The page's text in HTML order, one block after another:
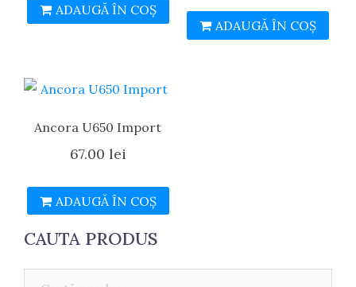
ADAUGĂ ÎN COȘ
ADAUGĂ ÎN COȘ
Ancora U650 Import
67.00 lei
ADAUGĂ ÎN COȘ
CAUTA PRODUS